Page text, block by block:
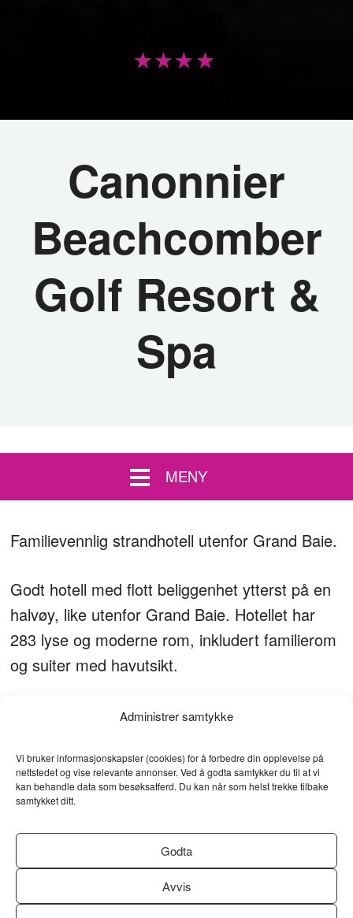
Administrer samtykke
Vi bruker informasjonskapsler (cookies) for å forbedre din opplevelse på
nettstedet og vise relevante annonser. Ved å godta samtykker du til at vi
kan behandle data som besøksatferd. Du kan når som helst trekke tilbake
samtykket ditt.
Godta
Avvis
Canonnier
Beachcomber
Golf Resort &
Spa
MENY
Familievennlig strandhotell utenfor Grand Baie.
Godt hotell med flott beliggenhet ytterst på en
halvøy, like utenfor Grand Baie. Hotellet har
283 lyse og moderne rom, inkludert familierom
og suiter med havutsikt.
Her tilbys et bredt utvalg av gratis aktiviteter,
Tennis, padel og tilgang til golfbanen Mont
Choisy er også inkludert. Barneklubb (3–11 år)
og tenåringsklubb (12–17 år) gjør hotellet ideelt
for familier.
Hotellet har tre restauranter, to barer og en